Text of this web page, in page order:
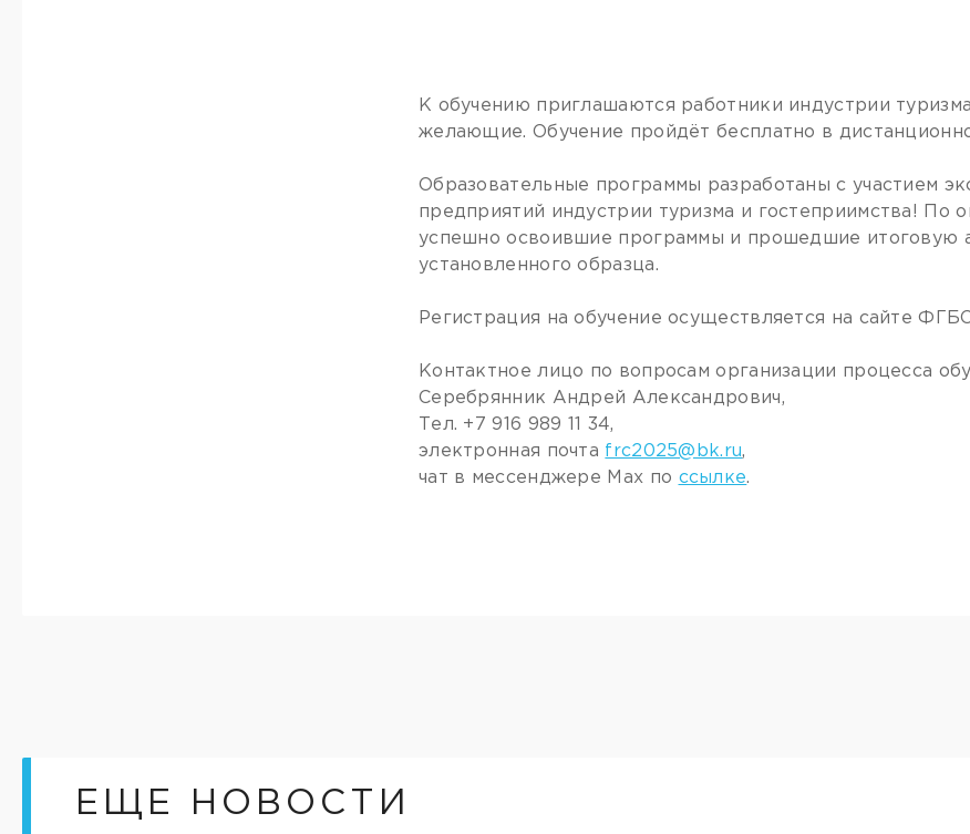
К обучению приглашаются работники индустрии
желающие. Обучение пройдёт бесплатно в
Образовательные программы разработаны с участием
предприятий индустрии туризма и гостеприимства! По
успешно освоившие программы и прошедшие итоговую
установленного образца.
Регистрация на обучение осуществляется на сайте
Контактное лицо по вопросам организации процесса
Серебрянник Андрей Александрович,
Тел. +7 916 989 11 34,
электронная почта frc2025@bk.ru,
чат в мессенджере Max по ссылке.
ЕЩЕ НОВОСТИ